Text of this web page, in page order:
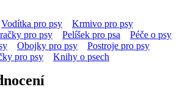
Vodítka pro psy
Krmivo pro psy
pro psy Pelíšek pro psa
Péče o psy
Obojky pro psy
Postroje pro psy
pro psy Knihy o psech